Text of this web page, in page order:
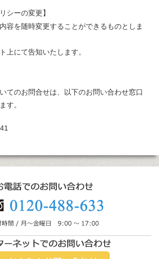
シーの変更】
容を随時変更することができるものとしま
上にて告知いたします。
てのお問合せは、以下のお問い合わせ窓口
す。